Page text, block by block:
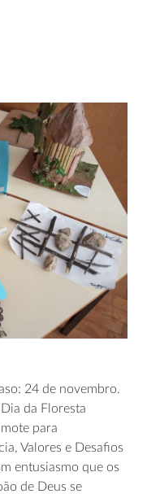
24 de novembro.
da Floresta
para
Valores e Desafios
entusiasmo que os
de Deus se